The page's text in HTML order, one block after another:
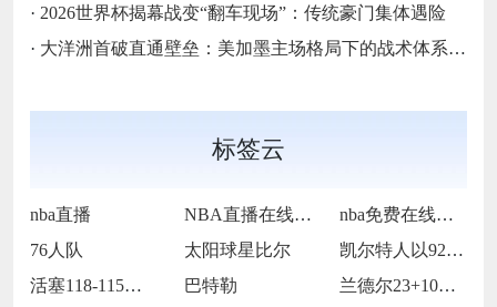
· 2026世界杯揭幕战变“翻车现场”：传统豪门集体遇险
· 大洋洲首破直通壁垒：美加墨主场格局下的战术体系重构
标签云
nba直播 NBA直播在线观看
nba免费在线高清直播
76人队
太阳球星比尔
凯尔特人以92-105不敌雷霆
活塞118-115逆转险胜开拓者
巴特勒 兰德尔23+10爱德华兹19中5 森林狼